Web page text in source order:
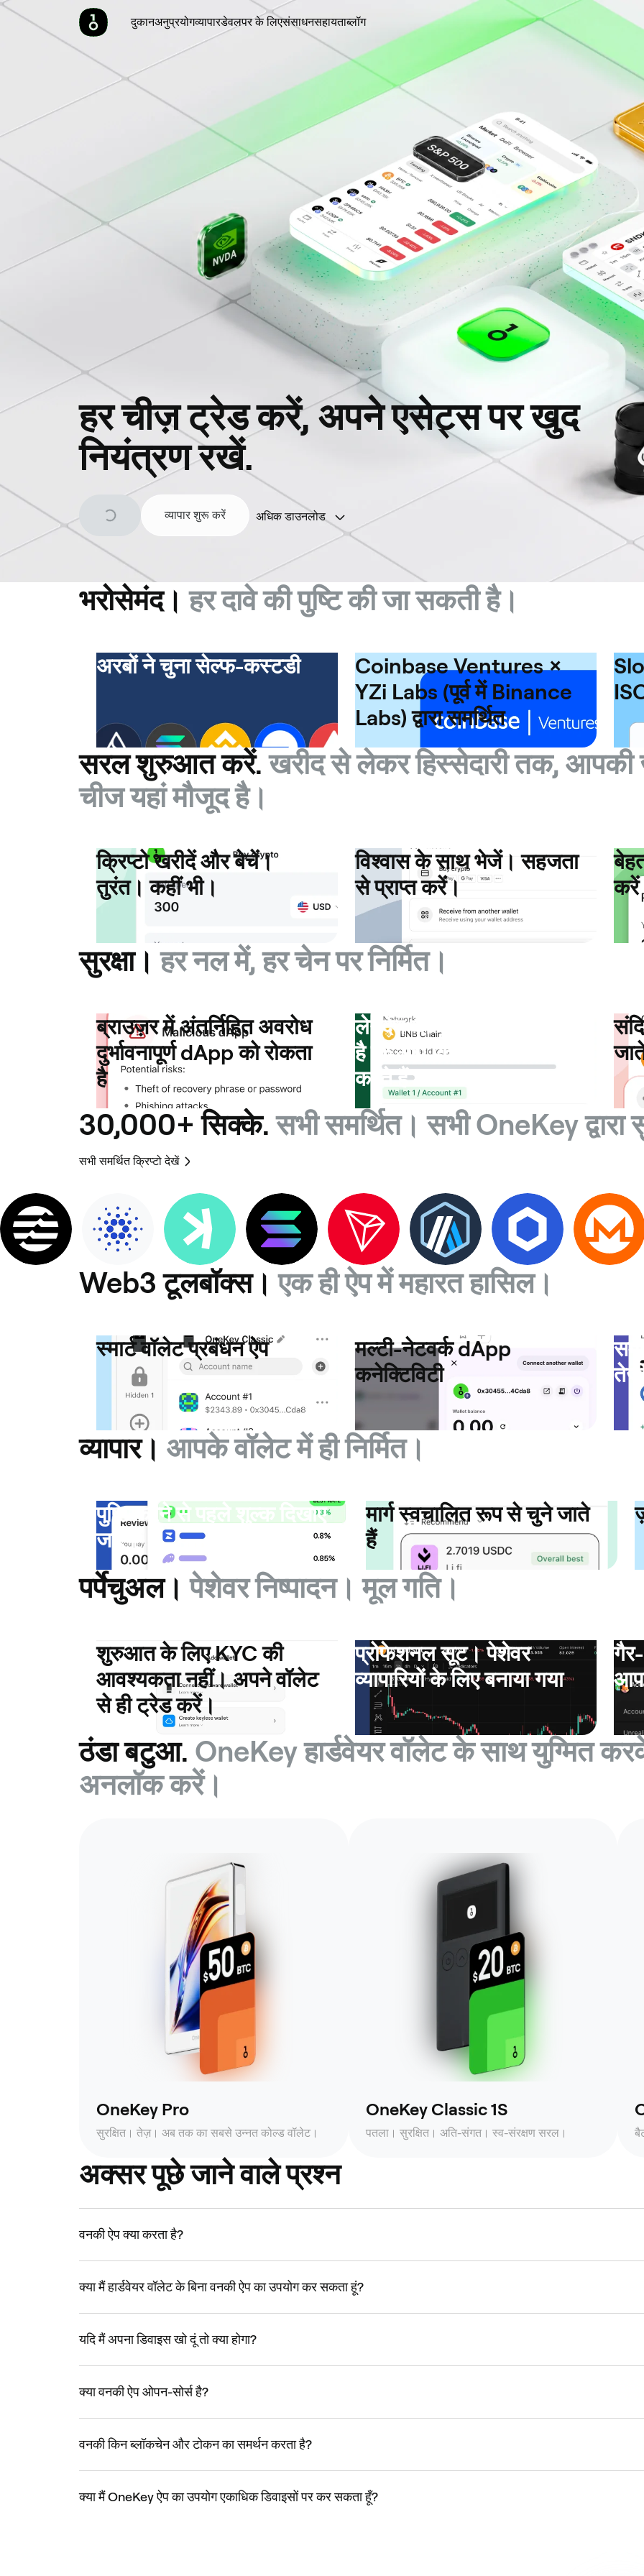
दुकानअनुप्रयोगव्यापारडेवलपर के लिएसंसाधनसहायताब्लॉग
हर चीज़ ट्रेड करें, अपने एसेट्स पर खुद
नियंत्रण रखें.
व्यापार शुरू करें अधिक डाउनलोड
भरोसेमंद। हर दावे की पुष्टि की जा सकती है।
अरबों ने चुना सेल्फ-कस्टडी
Coinbase Ventures ×
YZi Labs (पूर्व में Binance
Labs) द्वारा समर्थित
सरल शुरुआत करें. खरीद से लेकर हिस्सेदारी तक,
चीज यहां मौजूद है।
क्रिप्टो खरीदें और बेचें।
तुरंत। कहीं भी।
विश्वास के साथ भेजें। सहजता
से प्राप्त करें।
सुरक्षा। हर नल में, हर चेन पर निर्मित।
ब्राउज़र में अंतर्निहित अवरोध
दुर्भावनापूर्ण dApp को रोकता
है
लेनदेन का पूर्वावलोकन दिखाता
है कि आप किस पर हस्ताक्षर
करते हैं
30,000+ सिक्के. सभी समर्थित। सभी OneKey द्वारा
सभी समर्थित क्रिप्टो देखें
Web3 टूलबॉक्स। एक ही ऐप में महारत हासिल।
स्मार्ट वॉलेट प्रबंधन ऐप
मल्टी-नेटवर्क dApp
कनेक्टिविटी
व्यापार। आपके वॉलेट में ही निर्मित।
पुष्टि करने से पहले शुल्क दिखाए
जाएंगे
मार्ग स्वचालित रूप से चुने जाते
हैं
पर्पेचुअल।पेशेवर निष्पादन। मूल गति।
शुरुआत के लिए KYC की
आवश्यकता नहीं। अपने वॉलेट
से ही ट्रेड करें।
प्रोफेशनल सूट। पेशेवर
व्यापारियों के लिए बनाया गया
ठंडा बटुआ. OneKey हार्डवेयर वॉलेट के साथ युग्मित
अनलॉक करें।
OneKey Pro
सुरक्षित। तेज़। अब तक का सबसे उन्नत कोल्ड वॉलेट।
OneKey Classic 1S
पतला। सुरक्षित। अति-संगत। स्व-संरक्षण सरल।
अक्सर पूछे जाने वाले प्रश्न
वनकी ऐप क्या करता है?
क्या मैं हार्डवेयर वॉलेट के बिना वनकी ऐप का उपयोग कर सकता हूं?
यदि मैं अपना डिवाइस खो दूं तो क्या होगा?
क्या वनकी ऐप ओपन-सोर्स है?
वनकी किन ब्लॉकचेन और टोकन का समर्थन करता है?
क्या मैं OneKey ऐप का उपयोग एकाधिक डिवाइसों पर कर सकता हूँ?